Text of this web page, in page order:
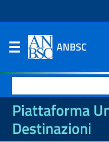
ANBSC
per:
Piattaforma
Destinazioni